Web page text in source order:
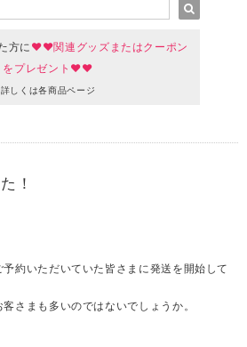
方に ♥♥関連グッズまたはクーポン
をプレゼント♥♥
詳しくは各商品ページ
！
約いただいていた皆さまに発送を開始して
さまも多いのではないでしょうか。